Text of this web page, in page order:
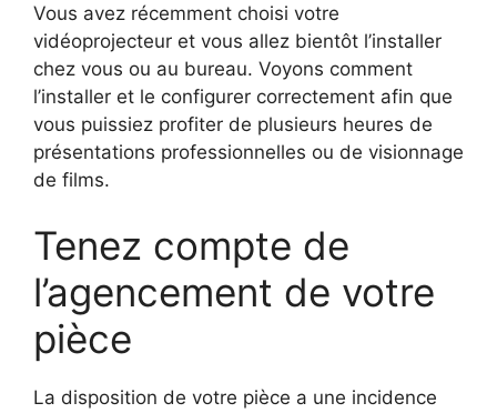
Vous avez récemment choisi votre
vidéoprojecteur et vous allez bientôt l’installer
chez vous ou au bureau. Voyons comment
l’installer et le configurer correctement afin que
vous puissiez profiter de plusieurs heures de
présentations professionnelles ou de visionnage
de films.
Tenez compte de
l’agencement de votre
pièce
La disposition de votre pièce a une incidence